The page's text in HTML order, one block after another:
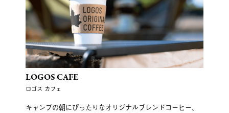
LOGOS CAFE
ロゴス カフェ
キャンプの朝にぴったりなオリジナルブレンドコーヒー、